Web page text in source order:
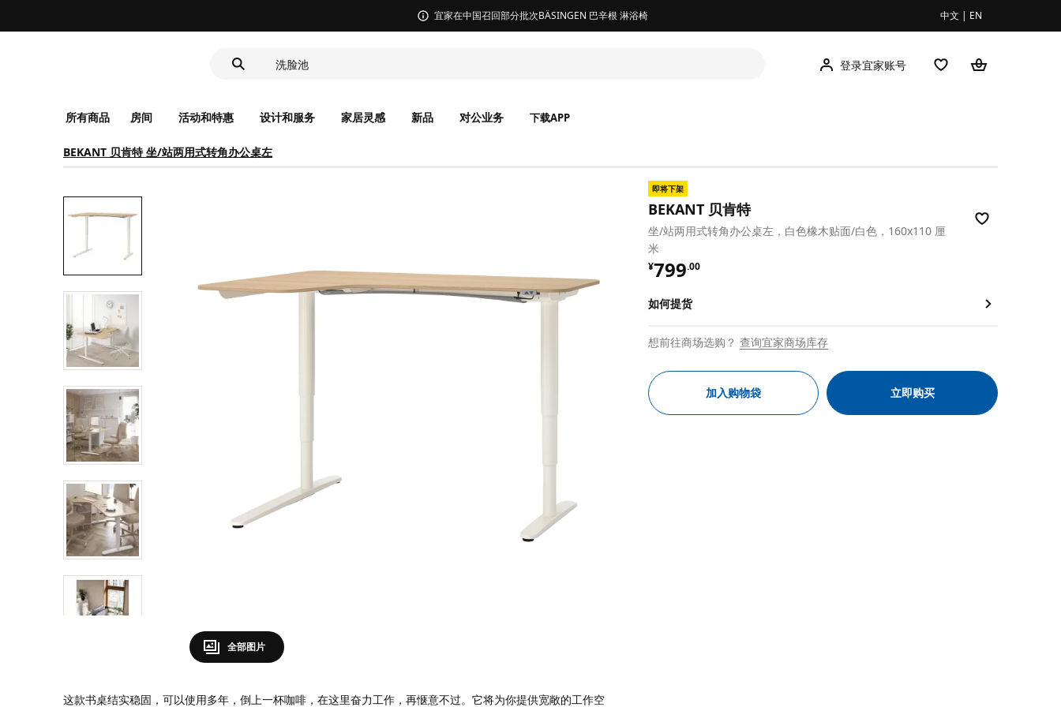
无锡商场发票事宜沟通 中文 | EN
食品盒
登录宜家账号
所有商品 房间 活动和特惠 设计和服务 家居灵感 新品 对公业务 下载APP
BEKANT 贝肯特 坐/站两用式转角办公桌左
全部图片
这款书桌结实稳固，可以使用多年，倒上一杯咖啡，在这里奋力工作，再惬意不过。它将为你提供宽敞的工作空
即将下架
BEKANT 贝肯特
坐/站两用式转角办公桌左，白色橡木贴面/白色，160x110 厘
米
¥799.00
¥ 799.00
如何提货
想前往商场选购？ 查询宜家商场库存
加入购物袋 立即购买